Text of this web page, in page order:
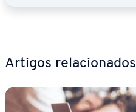
Artigos re­la­ci­o­na­dos